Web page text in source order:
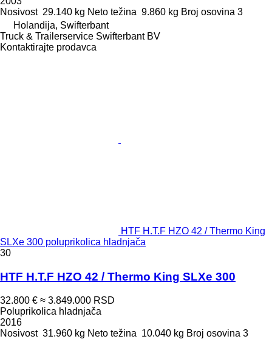
Nosivost 29.140 kg Neto težina 9.860 kg Broj osovina 3
Holandija, Swifterbant
Truck & Trailerservice Swifterbant BV
Kontaktirajte prodavca
HTF H.T.F HZO 42 / Thermo King
SLXe 300 poluprikolica hladnjača
30
HTF H.T.F HZO 42 / Thermo King SLXe 300
32.800 € ≈ 3.849.000 RSD
Poluprikolica hladnjača
2016
Nosivost 31.960 kg Neto težina 10.040 kg Broj osovina 3